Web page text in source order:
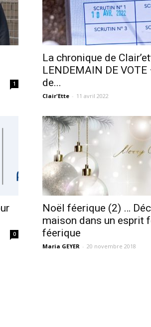
1
La chronique de
LENDEMAIN DE VOTE
de...
Clair'Ette - 11 avril 2022
0
Noël féerique (2) …
maison dans un esprit
féerique
Maria GEYER - 20 novembre 2018